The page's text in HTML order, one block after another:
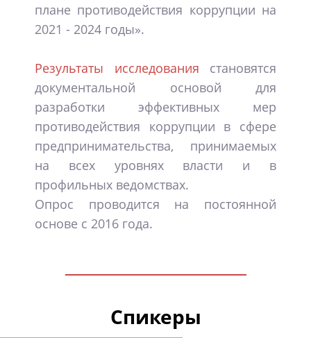
плане противодействия коррупции на
2021 - 2024 годы».
Результаты исследования становятся
документальной основой для
разработки эффективных мер
противодействия коррупции в сфере
предпринимательства, принимаемых
на всех уровнях власти и в
профильных ведомствах.
Опрос проводится на постоянной
основе с 2016 года.
Спикеры